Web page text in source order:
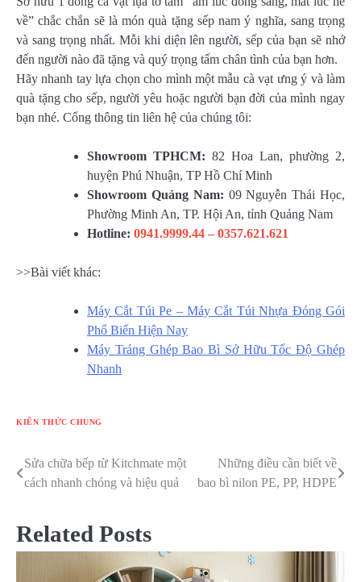
về” chắc chắn sẽ là món quà tặng sếp nam ý nghĩa, sang trọng
và sang trọng nhất. Mỗi khi diện lên người, sếp của bạn sẽ nhớ
đến người nào đã tặng và quý trọng tấm chân tình của bạn hơn.
Hãy nhanh tay lựa chọn cho mình một mẫu cà vạt ưng ý và làm
quà tặng cho sếp, người yêu hoặc người bạn đời của mình ngay
bạn nhé. Cổng thông tin liên hệ của chúng tôi:
Showroom TPHCM: 82 Hoa Lan, phường 2,
huyện Phú Nhuận, TP Hồ Chí Minh
Showroom Quảng Nam: 09 Nguyễn Thái Học,
Phường Minh An, TP. Hội An, tỉnh Quảng Nam
Hotline: 0941.9999.44 – 0357.621.621
>>Bài viết khác:
Máy Cắt Túi Pe – Máy Cắt Túi Nhựa Đóng Gói
Phổ Biến Hiện Nay
Máy Tráng Ghép Bao Bì Sở Hữu Tốc Độ Ghép
Nhanh
KIẾN THỨC CHUNG
Điều
bài
viết
Sửa chữa bếp từ Kitchmate một
cách nhanh chóng và hiệu quả
Những điều cần biết về
bao bì nilon PE, PP, HDPE
Related Posts